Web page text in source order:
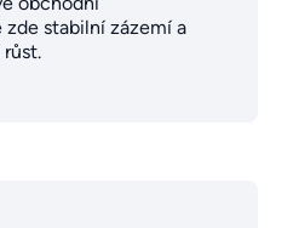
stabilní zázemí a